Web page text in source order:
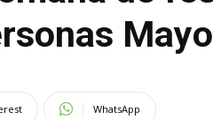
WhatsApp